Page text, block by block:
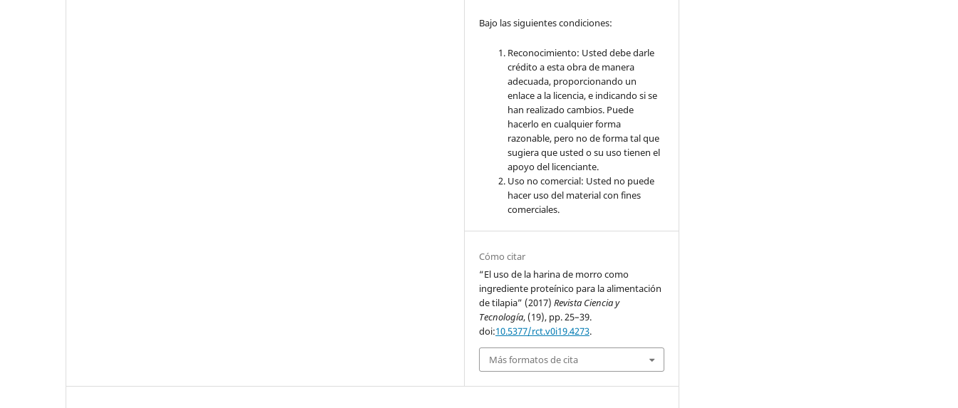
Bajo las siguientes condiciones:
Reconocimiento: Usted debe darle
crédito a esta obra de manera
adecuada, proporcionando un
enlace a la licencia, e indicando si se
han realizado cambios. Puede
hacerlo en cualquier forma
razonable, pero no de forma tal que
sugiera que usted o su uso tienen el
apoyo del licenciante.
Uso no comercial: Usted no puede
hacer uso del material con fines
comerciales.
Cómo citar
“El uso de la harina de morro como
ingrediente proteínico para la alimentación
de tilapia” (2017)Revista Ciencia y
Tecnología, (19), pp. 25–39.
doi:10.5377/rct.v0i19.4273.
Más formatos de cita